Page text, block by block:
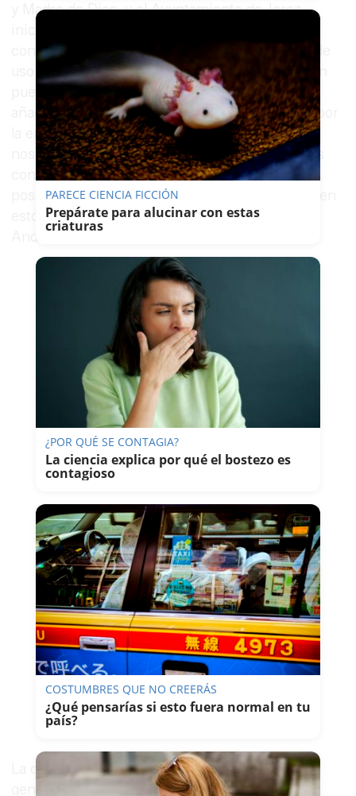
y Madre de Dios, y el Ayuntamiento de Jerez,
con los comerciantes sobre tarifas especiales de
uso de los aparcamientos. De esta forma, se han
puesto sobre la mesa diversas propuestas para
añadir a estos acuerdos “que serán estudiadas por
la empresa, y ellos a su vez, nos plantearán a
nosotros las medidas que consideren oportunas
con este mismo fin”, entre las que se incluye la
posibilidad de ampliar a tres días la tarifa plana en
estos aparcamientos, como publica el diario
Andalucía Información.
La cita sirve para repasar las condiciones
generales de estos acuerdos, que también
PARECE CIENCIA FICCIÓN
Prepárate para alucinar con estas
criaturas
¿POR QUÉ SE CONTAGIA?
La ciencia explica por qué el bostezo es
contagioso
COSTUMBRES QUE NO CREERÁS
¿Qué pensarías si esto fuera normal en tu
país?